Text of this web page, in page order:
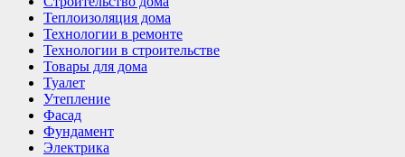
Теплоизоляция дома
Технологии в ремонте
Технологии в строительстве
Товары для дома
Туалет
Утепление
Фасад
Фундамент
Электрика